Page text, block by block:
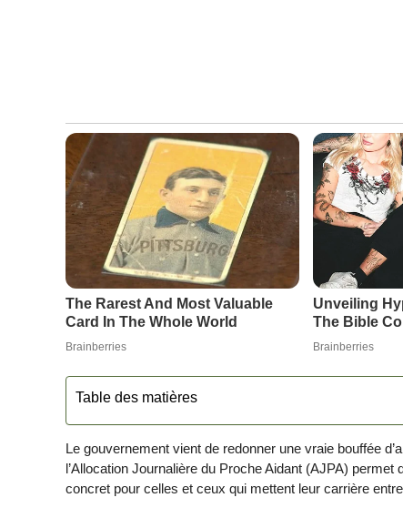
Table des matières
Le gouvernement vient de redonner une vraie bouffée
l’Allocation Journalière du Proche Aidant (AJPA) permet
concret pour celles et ceux qui mettent leur carrière